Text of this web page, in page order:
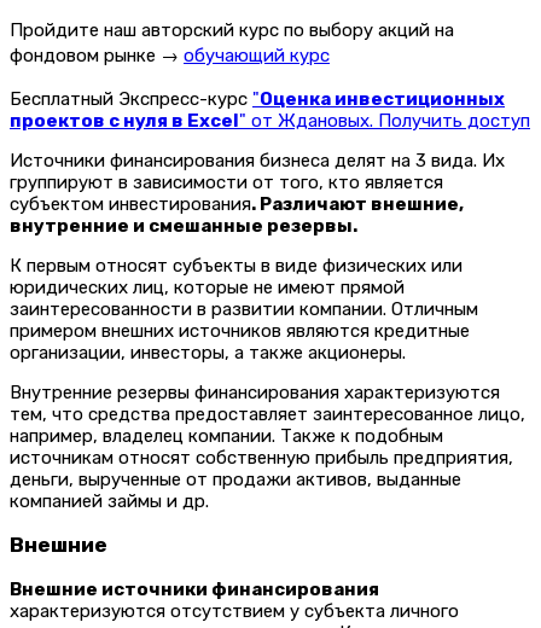
Пройдите наш авторский курс по выбору акций на
фондовом рынке → обучающий курс
Бесплатный Экспресс-курс "Оценка инвестиционных
проектов с нуля в Excel" от Ждановых. Получить доступ
Источники финансирования бизнеса делят на 3 вида. Их
группируют в зависимости от того, кто является
субъектом инвестирования. Различают внешние,
внутренние и смешанные резервы.
К первым относят субъекты в виде физических или
юридических лиц, которые не имеют прямой
заинтересованности в развитии компании. Отличным
примером внешних источников являются кредитные
организации, инвесторы, а также акционеры.
Внутренние резервы финансирования характеризуются
тем, что средства предоставляет заинтересованное лицо,
например, владелец компании. Также к подобным
источникам относят собственную прибыль предприятия,
деньги, вырученные от продажи активов, выданные
компанией займы и др.
Внешние
Внешние источники финансирования
характеризуются отсутствием у субъекта личного